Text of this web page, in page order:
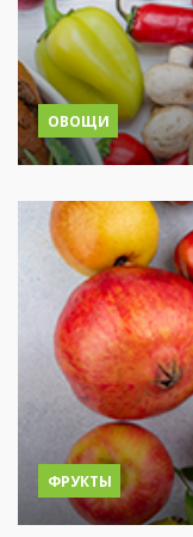
ОВОЩИ
ФРУКТЫ